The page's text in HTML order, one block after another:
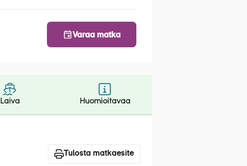
Varaa matka
Laiva Huomioitavaa
Tulosta matkaesite